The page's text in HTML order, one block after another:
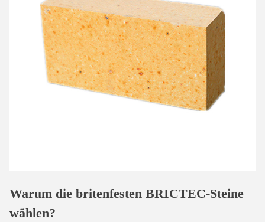
Warum die britenfesten BRICTEC-Steine
wählen?